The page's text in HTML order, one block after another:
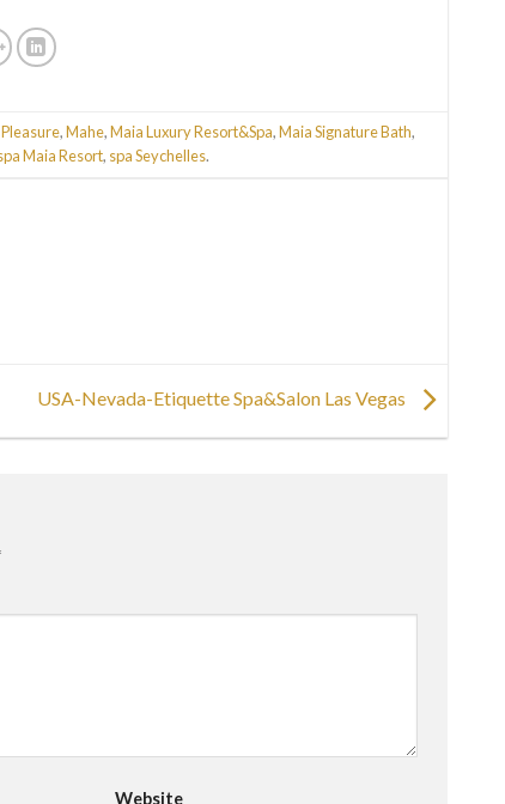
,Mahe,Maia Luxury Resort&Spa,Maia Signature Bath,
Maia Resort, spa Seychelles.
USA-Nevada-Etiquette Spa&Salon Las Vegas
Website